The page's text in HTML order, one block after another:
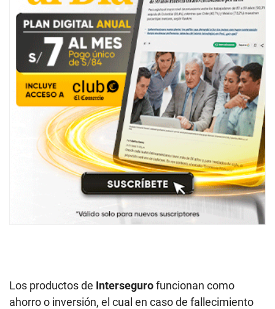
Los productos de Intersegurofuncionan como
ahorro o inversión, el cual en caso de fallecimiento